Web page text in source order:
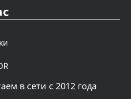
в сети с 2012 года